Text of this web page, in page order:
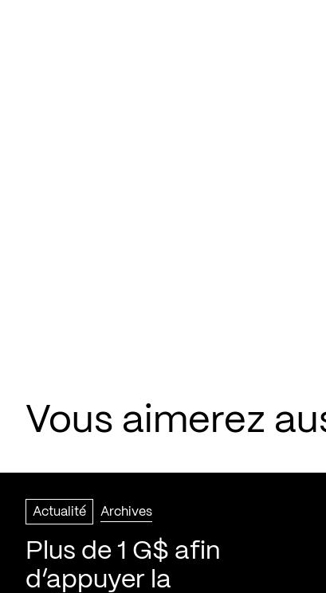
Vous aimerez
Actualité Archives
Plus de 1 G$ afin
d’appuyer la